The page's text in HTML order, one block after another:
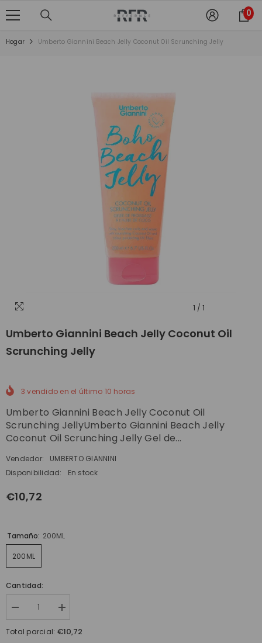
SALTAR AL CONTENIDO 0
0
Hogar Umberto Giannini Beach Jelly Coconut Oil Scrunching Jelly
1 / 1
Umberto Giannini Beach Jelly Coconut Oil
Scrunching Jelly
3 vendido en el último 10 horas
Umberto Giannini Beach Jelly Coconut Oil
Scrunching JellyUmberto Giannini Beach Jelly
Coconut Oil Scrunching Jelly Gel de...
Vendedor:
UMBERTO GIANNINI
Disponibilidad:
En stock
€10,72
Tamaño: 200ML
200ML
Cantidad:
Error:
Missing
interpolation
I18n
Error:
Missing
interpolation
Total parcial: €10,72